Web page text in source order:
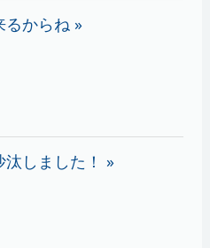
るからね »
汰しました！ »